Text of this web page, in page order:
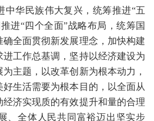
中华民族伟大复兴，统筹推进“五
进“四个全面”战略布局，统筹国
全面贯彻新发展理念，加快构建
工作总基调，坚持以经济建设为
主题，以改革创新为根本动力，
生活需要为根本目的，以全面从
济实现质的有效提升和量的合理
、全体人民共同富裕迈出坚实步